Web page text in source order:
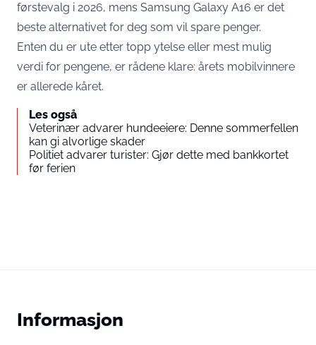
førstevalg i 2026, mens Samsung Galaxy A16 er det
beste alternativet for deg som vil spare penger.
Enten du er ute etter topp ytelse eller mest mulig
verdi for pengene, er rådene klare: årets mobilvinnere
er allerede kåret.
Les også
Veterinær advarer hundeeiere: Denne sommerfellen
kan gi alvorlige skader
Politiet advarer turister: Gjør dette med bankkortet
før ferien
Informasjon